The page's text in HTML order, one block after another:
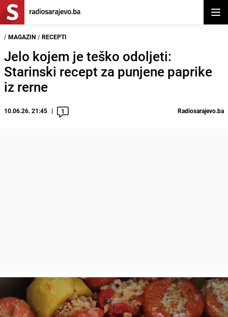
/ MAGAZIN / RECEPTI
Jelo kojem je teško odoljeti:
Starinski recept za punjene paprike
iz rerne
10.06.26. 21:45 1 Radiosarajevo.ba